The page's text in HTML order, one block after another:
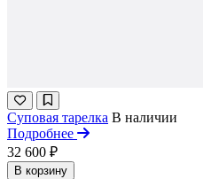
Суповая тарелка В наличии
Подробнее
32 600 ₽
В корзину